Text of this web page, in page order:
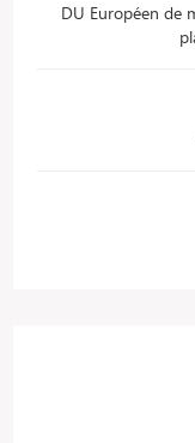
DU Européen de